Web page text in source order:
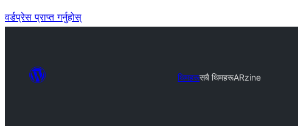
वर्डप्रेस प्राप्त गर्नुहोस्
थिमहरूसबै थिमहरूARzine